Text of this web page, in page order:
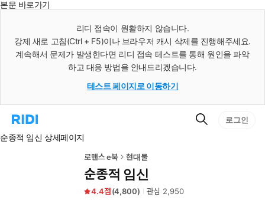
본문 바로가기
리디 접속이 원활하지 않습니다.
강제 새로 고침(Ctrl + F5)이나 브라우저 캐시 삭제를 진행해주세요.
계속해서 문제가 발생한다면 리디 접속 테스트를 통해 원인을 파악
하고 대응 방법을 안내드리겠습니다.
테스트 페이지로 이동하기
리
홈
검
로그인
순종적 임신 상세페이지
로맨스 e북 현대물
순종적 임신
4.4 (4,800) 관심 2,950